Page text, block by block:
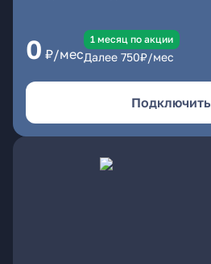
0 ₽/мес
1 месяц по акции
Далее 750₽/мес
Подключить